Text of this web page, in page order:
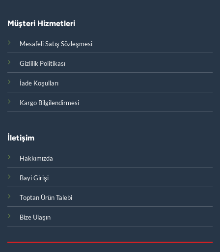
Müşteri Hizmetleri
Mesafeli Satış Sözleşmesi
Gizlilik Politikası
İade Koşulları
Kargo Bilgilendirmesi
İletişim
Hakkımızda
Bayi Girişi
Toptan Ürün Talebi
Bize Ulaşın